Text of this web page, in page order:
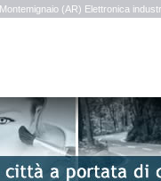
Montemignaio (AR) Elettronica